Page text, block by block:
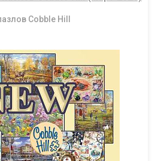
Cobble Hill